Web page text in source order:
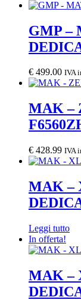
GMP –
€ 499.00 IVA
MAK –
€ 428.99 IVA
MAK –
Leggi tutto
In offerta!
MAK –